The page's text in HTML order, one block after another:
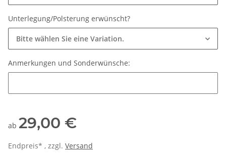
Unterlegung/Polsterung erwünscht?
Bitte wählen Sie eine Variation.
Anmerkungen und Sonderwünsche:
ab 29,00 €
Endpreis* , zzgl. Versand